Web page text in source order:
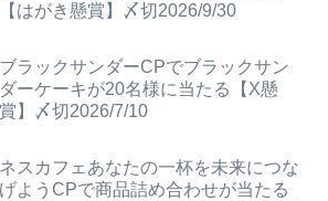
【はがき懸賞】〆切2026/9/30
ブラックサンダーCPでブラックサン
ダーケーキが20名様に当たる【X懸
賞】〆切2026/7/10
ネスカフェあなたの一杯を未来につな
げようCPで商品詰め合わせが当たる